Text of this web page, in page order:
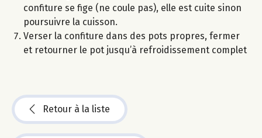
confiture se fige (ne coule pas), elle est cuite sinon
poursuivre la cuisson.
Verser la confiture dans des pots propres, fermer
et retourner le pot jusqu’à refroidissement complet
Retour à la liste